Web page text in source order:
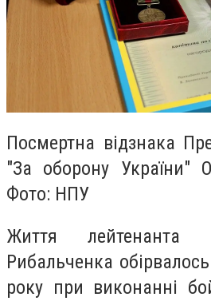
Посмертна відзнака
"За оборону України"
Фото: НПУ
Життя лейтенанта
Рибальченка
року при виконанні